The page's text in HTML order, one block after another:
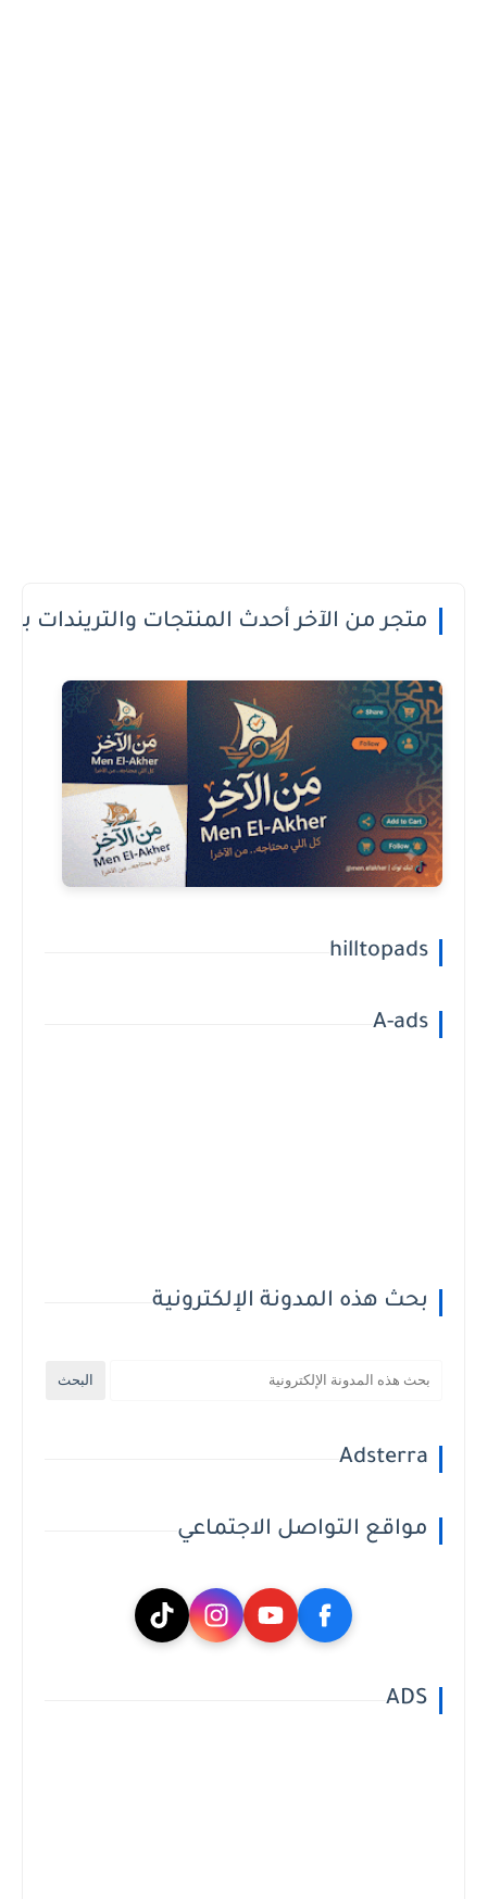
متجر من الآخر أحدث المنتجات والتريندات
hilltopads
A-ads
بحث هذه المدونة الإلكترونية
Adsterra
مواقع التواصل الاجتماعي
ADS